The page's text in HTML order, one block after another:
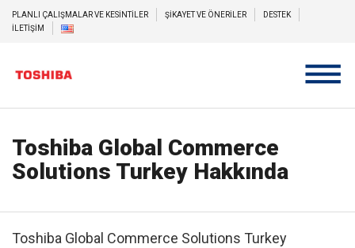
PLANLI ÇALIŞMALAR VE KESİNTİLER ŞİKAYET VE ÖNERİLER
DESTEK
İLETİŞİM
Toshiba Global Commerce
Solutions Turkey Hakkında
Toshiba Global Commerce Solutions Turkey